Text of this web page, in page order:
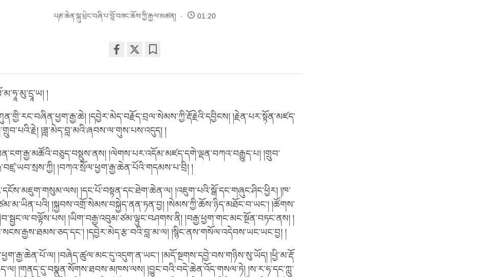
པཎ་ཆེན་སྐུ་ཕྲེང་བཞི་པ་བློ་བཟང་ཆོས་ཀྱི་རྒྱལ་མཚན། 01:20
on
།
།དབྱེར་མེད་བརྗོད་བྲལ་སེམས་ཀྱི་རྡོ་རྗེའི་དབྱིངས། །རྗེན་པར་སྟོན་མཛད་
།ཟླ་མེད་བླ་མའི་ཞབས་ལ་གུས་པས་འདུད། །
།ལེགས་པར་འདོམ་མཛད་དགེ་ལྡན་བཀའ་བརྒྱུད་པ། །གྲུབ་
།བཀའ་སྲོལ་ཕྱག་རྒྱ་ཆེན་པོའི་གདམས་པ་བྲི། །
།དང་པོ་བསྟན་དང་ཐེག་ཆེན་ལ། །འཇུག་པའི་སྒོ་དང་གཞུང་ཤིང་ཕྱིར། །ཁ་
།སྐྱབས་འགྲོ་སེམས་བསྐྱེད་ནན་ཏན་བྱ། །སེམས་ཀྱི་ཆོས་ཉིད་མཐོང་བ་ཡང་། །ཚོགས་
།ཡིག་བརྒྱ་འབུམ་ཙམ་ལྟུང་བཤགས་ནི། །བརྒྱ་ཕྱག་གང་མང་སྔོན་བཏང་ནས། །
།དབྱེར་མེད་རྩ་བའི་བླ་མ་ལ། །སྙིང་ནས་གསོལ་འདེབས་ཡང་ཡང་བྱ། །
།བཞེད་ཚུལ་མང་དུ་འདུག་ན་ཡང་། །མདོ་སྔགས་དབྱེ་བས་གཉིས་སུ་ཡོད། །ཕྱི་མ་རྡོ་
།གནད་དུ་བསྣུན་སོགས་ཐབས་མཁས་ལས། །བྱུང་བའི་བདེ་ཆེན་འོད་གསལ་ཏེ། །ས་ར་ཧ་དང་ཀླུ་